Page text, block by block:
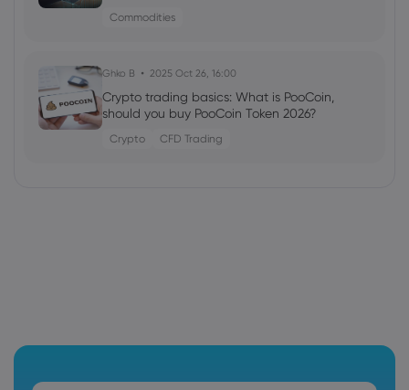
Commodities
Ghko B 2025 Oct 26, 16:00
Crypto trading basics: What is PooCoin,
should you buy PooCoin Token 2026?
Crypto CFD Trading